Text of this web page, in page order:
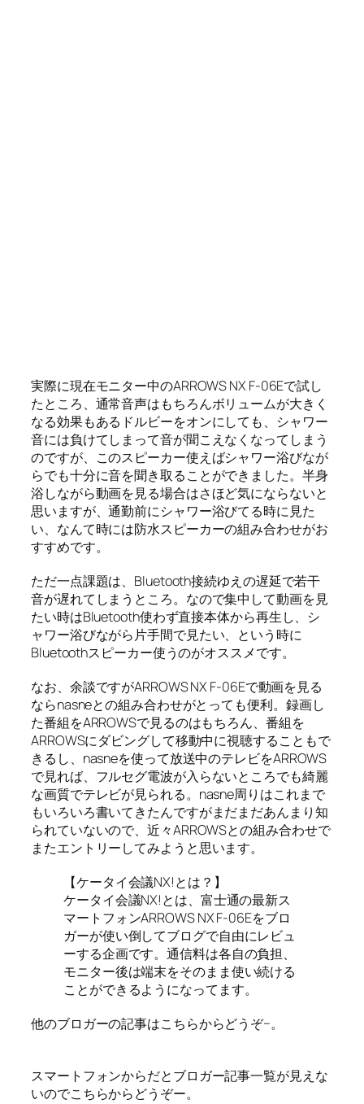
実際に現在モニター中のARROWS NX F-06Eで試し
たところ、通常音声はもちろんボリュームが大きく
なる効果もあるドルビーをオンにしても、シャワー
音には負けてしまって音が聞こえなくなってしまう
のですが、このスピーカー使えばシャワー浴びなが
らでも十分に音を聞き取ることができました。半身
浴しながら動画を見る場合はさほど気にならないと
思いますが、通勤前にシャワー浴びてる時に見た
い、なんて時には防水スピーカーの組み合わせがお
すすめです。
ただ一点課題は、Bluetooth接続ゆえの遅延で若干
音が遅れてしまうところ。なので集中して動画を見
たい時はBluetooth使わず直接本体から再生し、シ
ャワー浴びながら片手間で見たい、という時に
Bluetoothスピーカー使うのがオススメです。
なお、余談ですがARROWS NX F-06Eで動画を見る
ならnasneとの組み合わせがとっても便利。録画し
た番組をARROWSで見るのはもちろん、番組を
ARROWSにダビングして移動中に視聴することもで
きるし、nasneを使って放送中のテレビをARROWS
で見れば、フルセグ電波が入らないところでも綺麗
な画質でテレビが見られる。nasne周りはこれまで
もいろいろ書いてきたんですがまだまだあんまり知
られていないので、近々ARROWSとの組み合わせで
またエントリーしてみようと思います。
【ケータイ会議NX!とは？】
ケータイ会議NX!とは、富士通の最新ス
マートフォンARROWS NX F-06Eをブロ
ガーが使い倒してブログで自由にレビュ
ーする企画です。通信料は各自の負担、
モニター後は端末をそのまま使い続ける
ことができるようになってます。
他のブロガーの記事はこちらからどうぞ−。
スマートフォンからだとブロガー記事一覧が見えな
いのでこちらからどうぞー。